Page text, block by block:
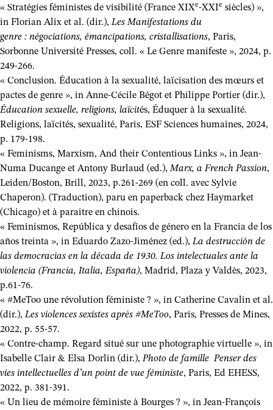
« Stratégies féministes de visibilité (France XIXe-XXIe siècles) »,
in Florian Alix et al. (dir.), Les Manifestations du
genre : négociations, émancipations, cristallisations, Paris,
Sorbonne Université Presses, coll. « Le Genre manifeste », 2024, p.
249-266.
« Conclusion. Éducation à la sexualité, laïcisation des mœurs et
pactes de genre », in Anne-Cécile Bégot et Philippe Portier (dir.),
Éducation sexuelle, religions, laïcités, Éduquer à la sexualité.
Religions, laïcités, sexualité, Paris, ESF Sciences humaines, 2024,
p. 179-198.
« Feminisms, Marxism, And their Contentious Links », in Jean-
Numa Ducange et Antony Burlaud (ed.),Marx, a French Passion,
Leiden/Boston, Brill, 2023, p.261-269 (en coll. avec Sylvie
Chaperon). (Traduction), paru en paperback chez Haymarket
(Chicago) et à paraitre en chinois.
« Feminismos, República y desafíos de género en la Francia de los
años treinta », in Eduardo Zazo-Jiménez (ed.), La destrucción de
las democracias en la década de 1930. Los intelectuales ante la
violencia (Francia, Italia, España), Madrid, Plaza y Valdès, 2023,
p.61-76.
« #MeToo une révolution féministe ? », in Catherine Cavalin et al.
(dir.), Les violences sexistes après #MeToo, Paris, Presses de Mines,
2022, p. 55-57.
« Contre-champ. Regard situé sur une photographie virtuelle », in
Isabelle Clair & Elsa Dorlin (dir.), Photo de famille Penser des
vies intellectuelles d’un point de vue féministe, Paris, Ed EHESS,
2022, p. 381-391.
« Un lieu de mémoire féministe à Bourges ? », in Jean-François